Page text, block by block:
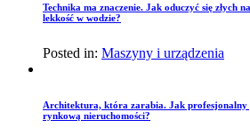
Technika ma znaczenie. Jak oduczyć się złych
lekkość w wodzie?
Posted in: Maszyny i urządzenia
Architektura, która zarabia. Jak profesjonalny
rynkową nieruchomości?